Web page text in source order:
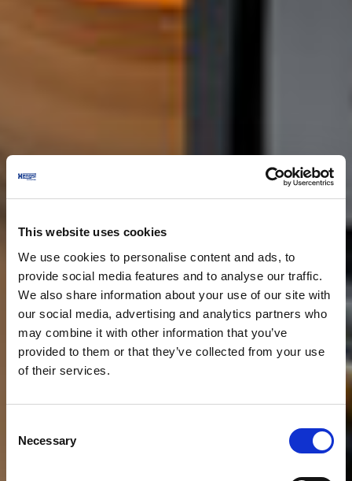
This website uses cookies
We use cookies to personalise content and ads, to
provide social media features and to analyse our traffic.
We also share information about your use of our site with
our social media, advertising and analytics partners who
may combine it with other information that you’ve
provided to them or that they’ve collected from your use
of their services.
Selection
Necessary